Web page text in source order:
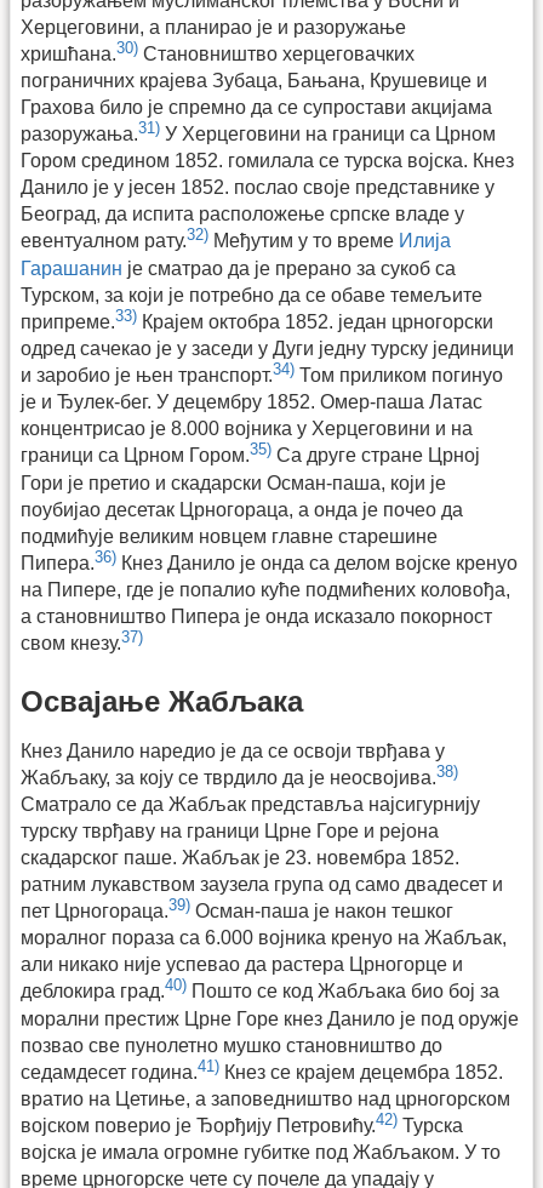
Херцеговини, а планирао је и разоружање
хришћана.30) Становништво херцеговачких
пограничних крајева Зубаца, Бањана, Крушевице и
Грахова било је спремно да се супростави акцијама
разоружања.31) У Херцеговини на граници са Црном
Гором средином 1852. гомилала се турска војска. Кнез
Данило је у јесен 1852. послао своје представнике у
Београд, да испита расположење српске владе у
евентуалном рату.32) Међутим у то време Илија
Гарашанин је сматрао да је прерано за сукоб са
Турском, за који је потребно да се обаве темељите
припреме.33) Крајем октобра 1852. један црногорски
одред сачекао је у заседи у Дуги једну турску јединици
и заробио је њен транспорт.34) Том приликом погинуо
је и Ђулек-бег. У децембру 1852. Омер-паша Латас
концентрисао је 8.000 војника у Херцеговини и на
граници са Црном Гором.35) Са друге стране Црној
Гори је претио и скадарски Осман-паша, који је
поубијао десетак Црногораца, а онда је почео да
подмићује великим новцем главне старешине
Пипера.36) Кнез Данило је онда са делом војске кренуо
на Пипере, где је попалио куће подмићених коловођа,
а становништво Пипера је онда исказало покорност
свом кнезу.37)
Освајање Жабљака
Кнез Данило наредио је да се освоји тврђава у
Жабљаку, за коју се тврдило да је неосвојива.38)
Сматрало се да Жабљак представља најсигурнију
турску тврђаву на граници Црне Горе и рејона
скадарског паше. Жабљак је 23. новембра 1852.
ратним лукавством заузела група од само двадесет и
пет Црногораца.39) Осман-паша је након тешког
моралног пораза са 6.000 војника кренуо на Жабљак,
али никако није успевао да растера Црногорце и
деблокира град.40) Пошто се код Жабљака био бој за
морални престиж Црне Горе кнез Данило је под оружје
позвао све пунолетно мушко становништво до
седамдесет година.41) Кнез се крајем децембра 1852.
вратио на Цетиње, а заповедништво над црногорском
војском поверио је Ђорђију Петровићу.42) Турска
војска је имала огромне губитке под Жабљаком. У то
време црногорске чете су почеле да упадају у